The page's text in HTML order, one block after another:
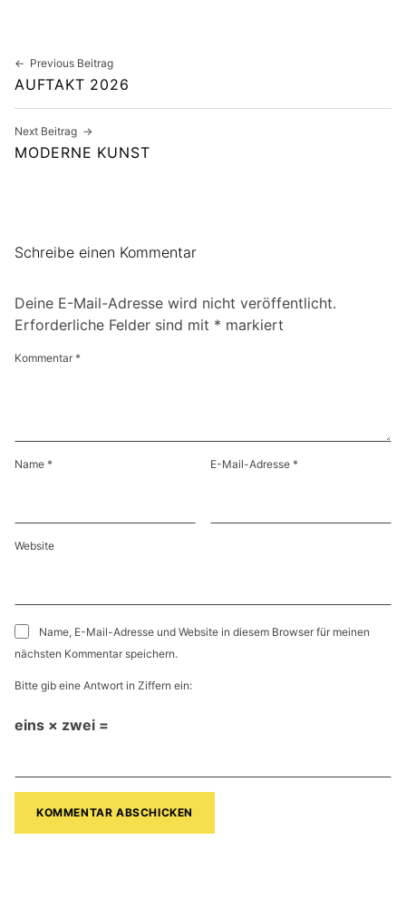
Beitragsnavigation
Previous Beitrag
AUFTAKT 2026
Next Beitrag
MODERNE KUNST
Schreibe einen Kommentar
Deine E-Mail-Adresse wird nicht veröffentlicht.
Erforderliche Felder sind mit * markiert
Kommentar *
Name * E-Mail-Adresse*
Website
Name, E-Mail-Adresse und Website in diesem Browser für meinen
nächsten Kommentar speichern.
Bitte gib eine Antwort in Ziffern ein:
eins × zwei =